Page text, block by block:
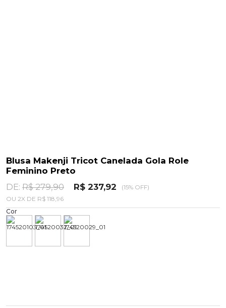
Blusa Makenji Tricot Canelada Gola Role
Feminino Preto
DE: R$ 279,90 R$ 237,92
(15% OFF)
OU 2X DE R$ 118,96
Cor